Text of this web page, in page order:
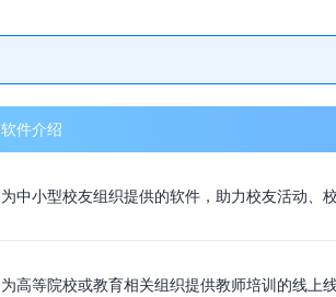
软件介绍
为中小型校友组织提供的软件，助力校友活动、
为高等院校或教育相关组织提供教师培训的线上